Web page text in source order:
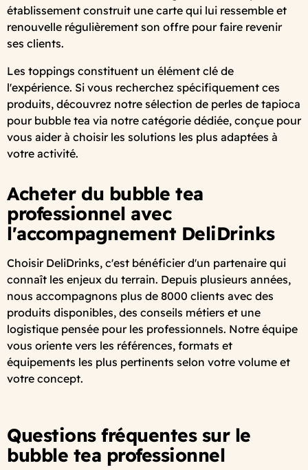
établissement construit une carte qui lui ressemble et
renouvelle régulièrement son offre pour faire revenir
ses clients.
Les toppings constituent un élément clé de
l'expérience. Si vous recherchez spécifiquement ces
produits, découvrez notre sélection de perles de tapioca
pour bubble tea via notre catégorie dédiée, conçue pour
vous aider à choisir les solutions les plus adaptées à
votre activité.
Acheter du bubble tea
professionnel avec
l'accompagnement DeliDrinks
Choisir DeliDrinks, c'est bénéficier d'un partenaire qui
connaît les enjeux du terrain. Depuis plusieurs années,
nous accompagnons plus de 8000 clients avec des
produits disponibles, des conseils métiers et une
logistique pensée pour les professionnels. Notre équipe
vous oriente vers les références, formats et
équipements les plus pertinents selon votre volume et
votre concept.
Questions fréquentes sur le
bubble tea professionnel